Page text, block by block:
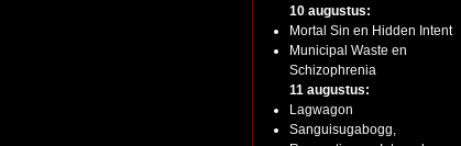
10 augustus:
Mortal Sin en Hidden Intent
Municipal Waste en
Schizophrenia
11 augustus:
Lagwagon
Sanguisugabogg,